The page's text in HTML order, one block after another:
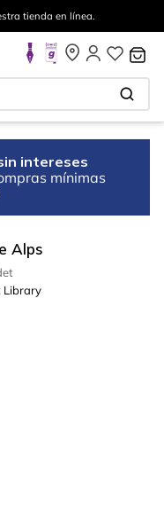
tienda en línea.
intereses
mínimas
Alps
Library